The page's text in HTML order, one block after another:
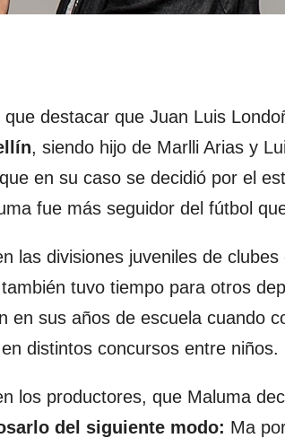
destacar que Juan Luis
, siendo hijo de Marlli Arias y
en su caso se decidió por el
fue más seguidor del fútbol
las divisiones juveniles de clubes
tuvo tiempo para otros
en sus años de escuela cuando
distintos concursos entre niños.
los productores, que Maluma
del siguiente modo: Ma